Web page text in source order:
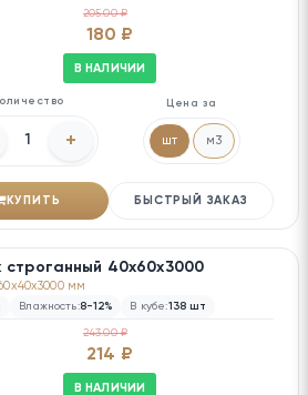
205.00 ₽
180 ₽
В НАЛИЧИИ
+
Цена за
шт м3
КУПИТЬ БЫСТРЫЙ ЗАКАЗ
строганный 40х60х3000
мм
Влажность:8-12% В кубе:138 шт
243.00 ₽
214 ₽
В НАЛИЧИИ